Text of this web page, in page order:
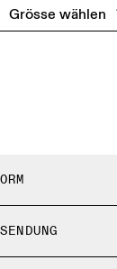
Grösse wählen